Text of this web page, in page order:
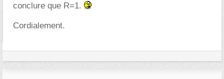
conclure que R=1.
Cordialement.